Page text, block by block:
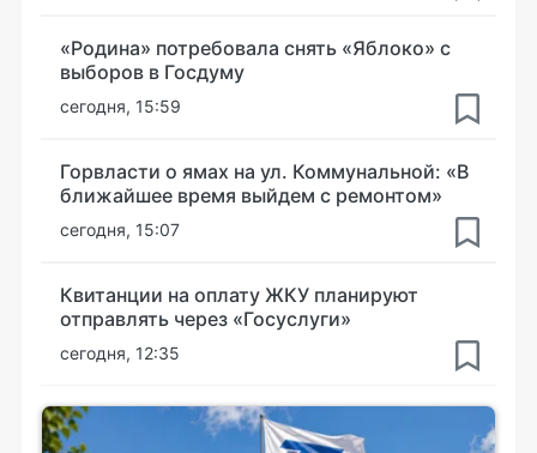
«Родина» потребовала снять «Яблоко» с
выборов в Госдуму
сегодня, 15:59
Горвласти о ямах на ул. Коммунальной: «В
ближайшее время выйдем с ремонтом»
сегодня, 15:07
Квитанции на оплату ЖКУ планируют
отправлять через «Госуслуги»
сегодня, 12:35